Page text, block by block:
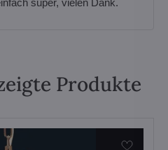
Produkte